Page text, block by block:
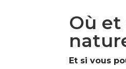
Où
Et si vous